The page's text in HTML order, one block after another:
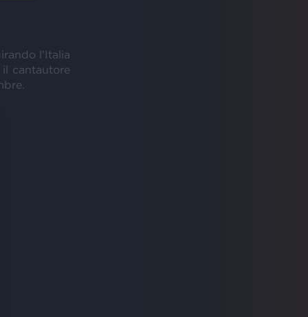
l’Italia
cantautore